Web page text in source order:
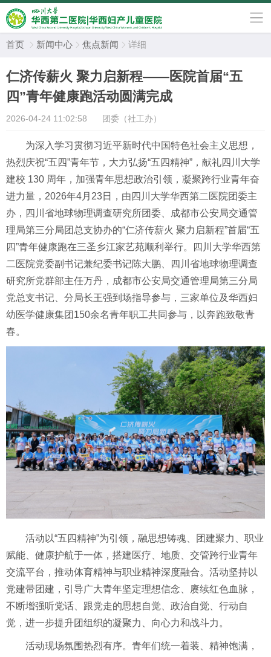
首页  新闻中心  焦点新闻  详细
仁济传薪火 聚力启新程——医院首届“五
四”青年健康跑活动圆满完成
2026-04-24 11:02:58 团委（社工办）
为深入学习贯彻习近平新时代中国特色社会主义思想，
热烈庆祝“五四”青年节，大力弘扬“五四精神”，献礼四川大学
建校 130 周年，加强青年思想政治引领，凝聚跨行业青年奋
进力量，2026年4月23日，由四川大学华西第二医院团委主
办，四川省地球物理调查研究所团委、成都市公安局交通管
理局第三分局团总支协办的“仁济传薪火 聚力启新程”首届“五
四”青年健康跑在三圣乡江家艺苑顺利举行。四川大学华西第
二医院党委副书记兼纪委书记陈大鹏、四川省地球物理调查
研究所党群部主任万丹，成都市公安局交通管理局第三分局
党总支书记、分局长王强到场指导参与，三家单位及华西妇
幼医学健康集团150余名青年职工共同参与，以奔跑致敬青
春。
活动以“五四精神”为引领，融思想铸魂、团建聚力、职业
赋能、健康护航于一体，搭建医疗、地质、交管跨行业青年
交流平台，推动体育精神与职业精神深度融合。活动坚持以
党建带团建，引导广大青年坚定理想信念、赓续红色血脉，
不断增强听党话、跟党走的思想自觉、政治自觉、行动自
觉，进一步提升团组织的凝聚力、向心力和战斗力。
活动现场氛围热烈有序。青年们统一着装、精神饱满，